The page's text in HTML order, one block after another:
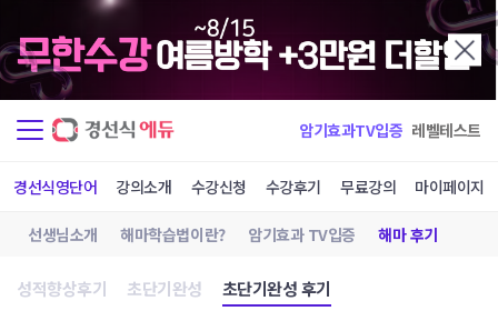
암기효과TV입증 레벨테스트
경선식영단어 강의소개 수강신청 수강후기 무료강의 마이페이지
선생님소개 해마학습법이란? 암기효과 TV입증 해마 후기
성적향상후기 초단기완성 초단기완성 후기